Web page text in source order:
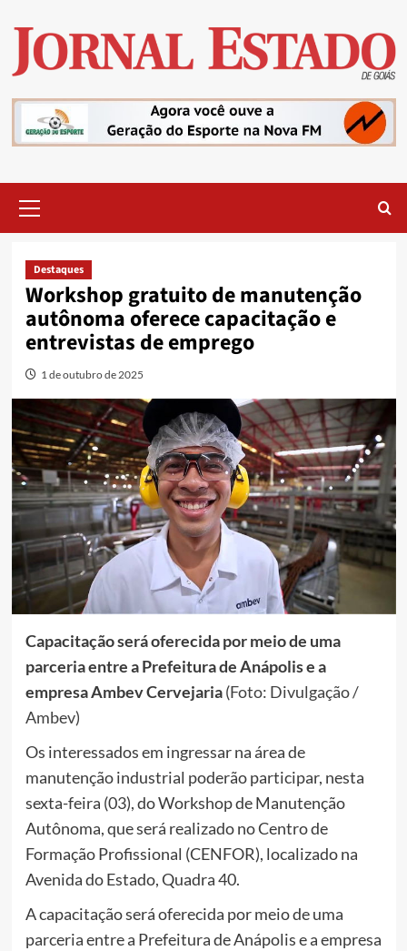
content
Menu
Destaques
Workshop gratuito de manutenção
autônoma oferece capacitação e
entrevistas de emprego
1 de outubro de 2025
Capacitação será oferecida por meio de uma
parceria entre a Prefeitura de Anápolis e a
empresa Ambev Cervejaria(Foto: Divulgação /
Ambev)
Os interessados em ingressar na área de
manutenção industrial poderão participar, nesta
sexta-feira (03), do Workshop de Manutenção
Autônoma, que será realizado no Centro de
Formação Profissional (CENFOR), localizado na
Avenida do Estado, Quadra 40.
A capacitação será oferecida por meio de uma
parceria entre a Prefeitura de Anápolis e a empresa